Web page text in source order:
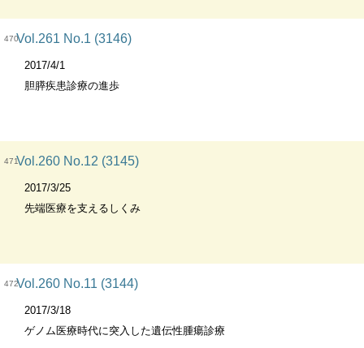
470Vol.261 No.1 (3146)
2017/4/1
胆膵疾患診療の進歩
471Vol.260 No.12 (3145)
2017/3/25
先端医療を支えるしくみ
472Vol.260 No.11 (3144)
2017/3/18
ゲノム医療時代に突入した遺伝性腫瘍診療